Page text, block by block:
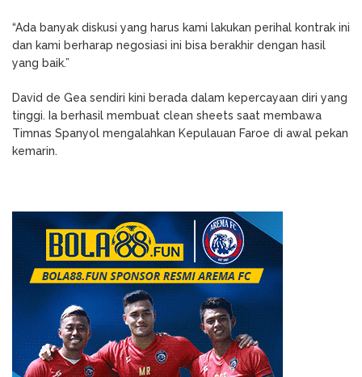
“Ada banyak diskusi yang harus kami lakukan perihal kontrak ini
dan kami berharap negosiasi ini bisa berakhir dengan hasil
yang baik.”
David de Gea sendiri kini berada dalam kepercayaan diri yang
tinggi. Ia berhasil membuat clean sheets saat membawa
Timnas Spanyol mengalahkan Kepulauan Faroe di awal pekan
kemarin.